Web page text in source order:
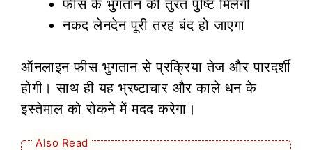
फीस के भुगतान की तुरंत पुष्टि मिलेगी
नकद लेनदेन पूरी तरह बंद हो जाएगा
ऑनलाइन फीस भुगतान से प्रक्रिया तेज और पारदर्शी
होगी। साथ ही यह भ्रष्टाचार और काले धन के
इस्तेमाल को रोकने में मदद करेगा।
Also Read